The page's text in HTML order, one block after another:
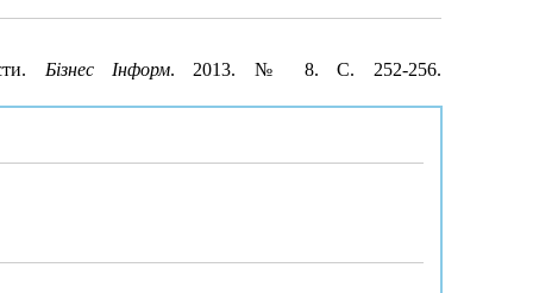
Бізнес Інформ. 2013. № 8. С. 252-256.